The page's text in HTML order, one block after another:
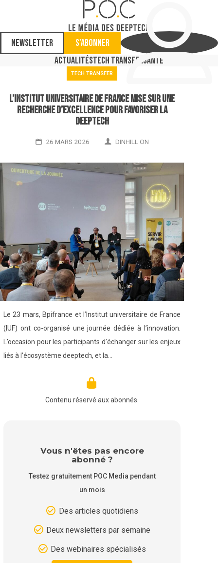
Newsletter
S'abonner
ActualitésTech TransferSanté
TECH TRANSFER
L’Institut universitaire de France mise sur une
recherche d’excellence pour favoriser la
deeptech
26 MARS 2026 DINHILL ON
Le 23 mars, Bpifrance et l’Institut universitaire de France
(IUF) ont co-organisé une journée dédiée à l’innovation.
L’occasion pour les participants d’échanger sur les enjeux
liés à l’écosystème deeptech, et la…
Contenu réservé aux abonnés.
Vous n'êtes pas encore
abonné ?
Testez gratuitement POC Media pendant
un mois
Des articles quotidiens
Deux newsletters par semaine
Des webinaires spécialisés